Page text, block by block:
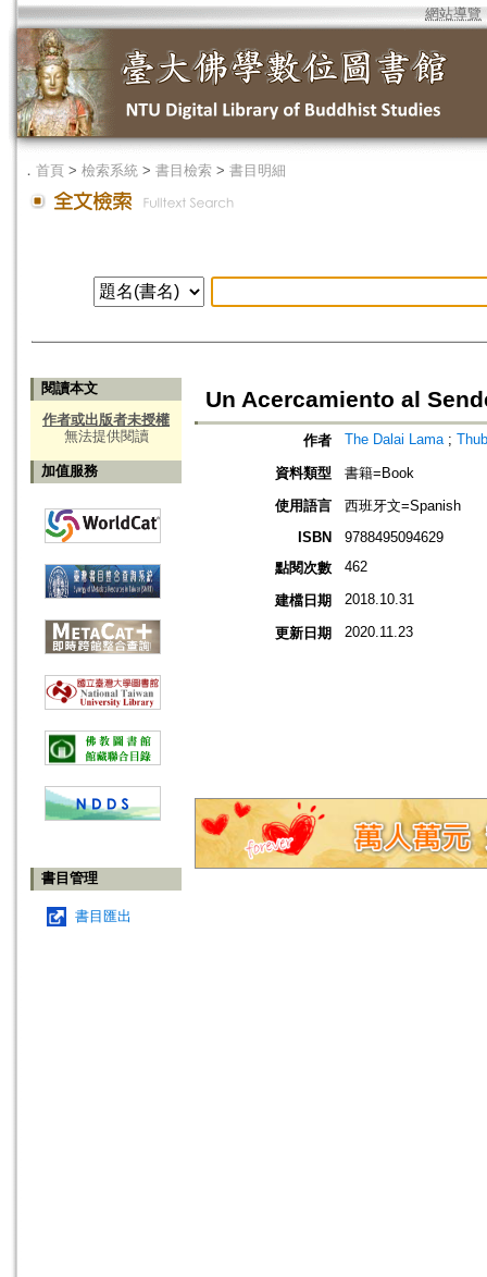
網站導覽
． 首頁 > 檢索系統 > 書目檢索 > 書目明細
閱讀本文
作者或出版者未授權
無法提供閱讀
加值服務
書目管理
書目匯出
Un Acercamiento al
作者 The Dalai Lama ;
資料類型
書籍=Book
使用語言
西班牙文=Spanish
ISBN
9788495094629
點閱次數
462
建檔日期 2018.10.31
更新日期 2020.11.23